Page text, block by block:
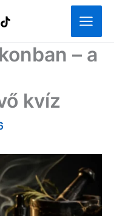
– a
kvíz